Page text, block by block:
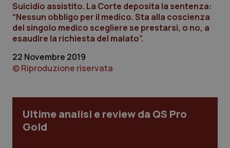
Friuli Venezia Giulia
Lazio
Liguria
Marche
Dermatite Atopica
Diabete & glucometri
Disturbi dell’umore
Donna & Salute
Suicidio assistito. La Corte deposita la sentenza:
“Nessun obbligo per il medico. Sta alla coscienza
del singolo medico scegliere se prestarsi, o no, a
esaudire la richiesta del malato”.
22 Novembre 2019
© Riproduzione riservata
Ultime analisi e review da QS Pro
Gold